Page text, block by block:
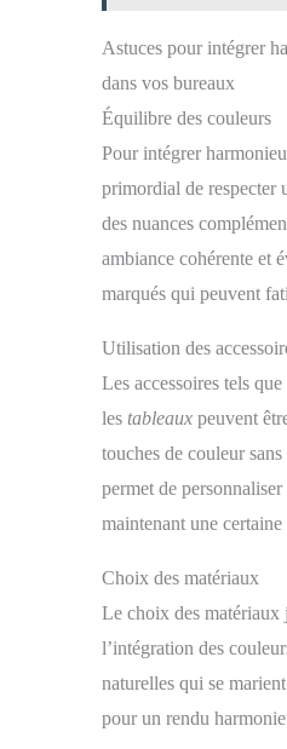
Astuces pour intégrer
dans vos bureaux
Équilibre des couleurs
Pour intégrer
primordial de respecter
des nuances
ambiance cohérente et
marqués qui peuvent
Utilisation des
Les accessoires tels que
les tableaux peuvent
touches de couleur
permet de
maintenant une certaine
Choix des matériaux
Le choix des matériaux
l’intégration des
naturelles qui se
pour un rendu